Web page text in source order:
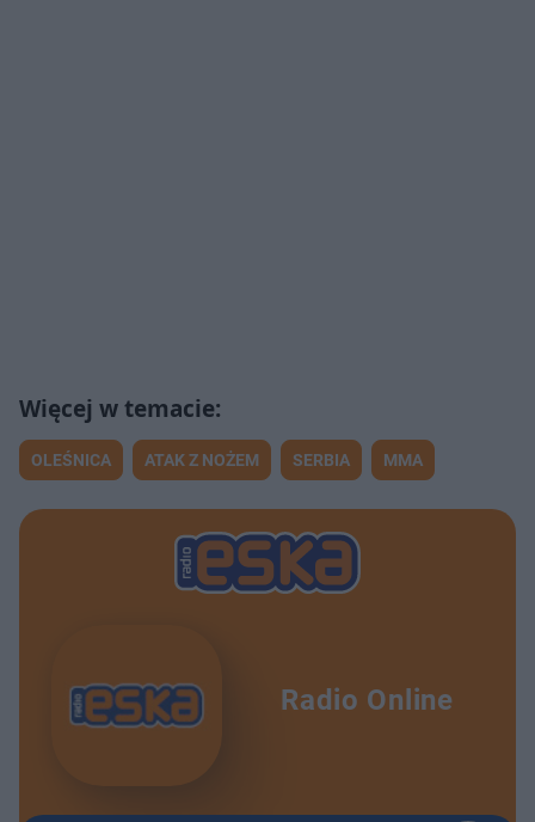
OLEŚNICA ATAK Z NOŻEM SERBIA MMA
Radio Online